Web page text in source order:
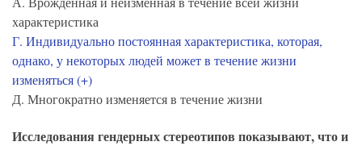
характеристика
Г. Индивидуально постоянная характеристика, которая,
однако, у некоторых людей может в течение жизни
изменяться (+)
Д. Многократно изменяется в течение жизни
Исследования гендерных стереотипов показывают, что и